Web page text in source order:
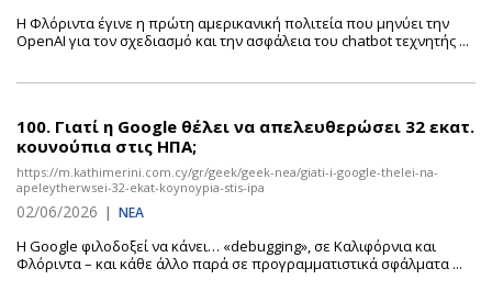
Η Φλόριντα έγινε η πρώτη αμερικανική πολιτεία που μηνύει την
OpenAI για τον σχεδιασμό και την ασφάλεια του chatbot τεχνητής ...
100. Γιατί η Google θέλει να απελευθερώσει 32 εκατ.
κουνούπια στις ΗΠΑ;
https://m.kathimerini.com.cy/gr/geek/geek-nea/giati-i-google-thelei-na-
apeleytherwsei-32-ekat-koynoypia-stis-ipa
02/06/2026 | ΝΕΑ
Η Google φιλοδοξεί να κάνει… «debugging», σε Καλιφόρνια και
Φλόριντα – και κάθε άλλο παρά σε προγραμματιστικά σφάλματα ...